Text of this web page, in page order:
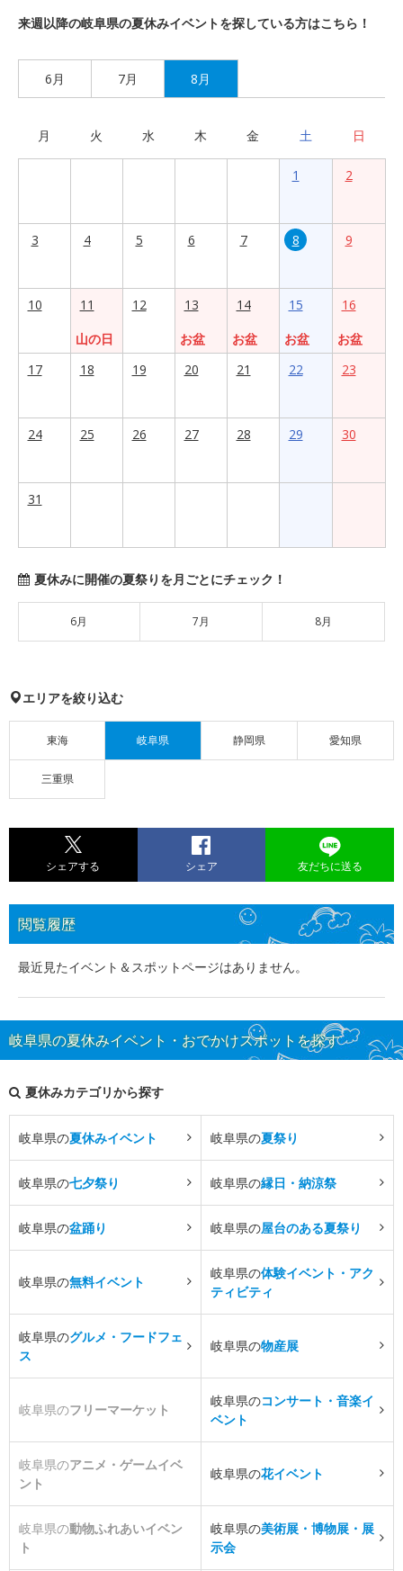
来週以降の岐阜県の夏休みイベントを探している方はこちら！
6月 7月 8月
月 火 水 木 金 土 日
1 2
3 4 5 6 7 8 9
10
11
山の日
12
13
お盆
14
お盆
15
お盆
16
お盆
17
18 19 20 21 22 23
24 25 26 27 28 29 30
31
夏休みに開催の夏祭りを月ごとにチェック！
6月 7月 8月
エリアを絞り込む
東海 岐阜県 静岡県 愛知県
三重県
シェアする シェア 友だちに送る
閲覧履歴
最近見たイベント＆スポットページはありません。
岐阜県の夏休みイベント・おでかけスポットを探す
夏休みカテゴリから探す
岐阜県の夏休みイベント 岐阜県の夏祭り
岐阜県の七夕祭り 岐阜県の縁日・納涼祭
岐阜県の盆踊り 岐阜県の屋台のある夏祭り
岐阜県の無料イベント
岐阜県の体験イベント・アク
ティビティ
岐阜県のグルメ・フードフェ
ス
岐阜県の物産展
岐阜県のフリーマーケット
岐阜県のコンサート・音楽イ
ベント
岐阜県のアニメ・ゲームイベ
ント
岐阜県の花イベント
岐阜県の動物ふれあいイベン
ト
岐阜県の美術展・博物展・展
示会